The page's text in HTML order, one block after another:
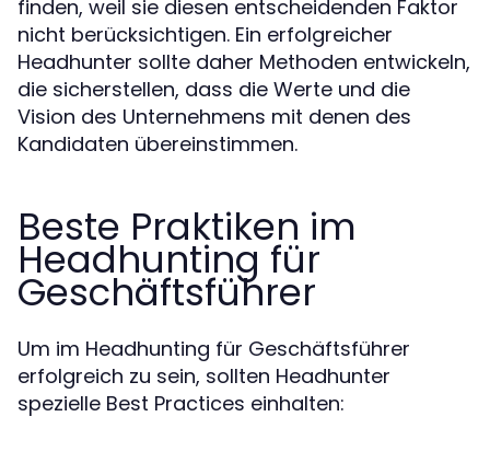
finden, weil sie diesen entscheidenden Faktor
nicht berücksichtigen. Ein erfolgreicher
Headhunter sollte daher Methoden entwickeln,
die sicherstellen, dass die Werte und die
Vision des Unternehmens mit denen des
Kandidaten übereinstimmen.
Beste Praktiken im
Headhunting für
Geschäftsführer
Um im Headhunting für Geschäftsführer
erfolgreich zu sein, sollten Headhunter
spezielle Best Practices einhalten: